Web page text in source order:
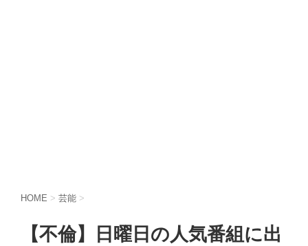
HOME > 芸能 >
【不倫】日曜日の人気番組に出